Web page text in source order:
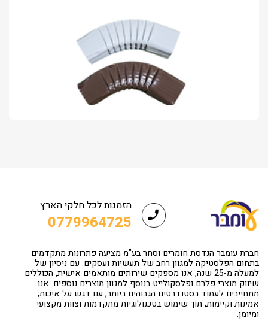
הזמנות לכל חלקי הארץ
0779964725
חברת עומבר הנדסת חומרים וסחר בע"מ מציעה פתרונות מתקדמים
בתחום הפלסטיקה למגוון רחב של תעשיות ועסקים. עם ניסיון של
למעלה מ-25 שנה, אנו מספקים שירותים מותאמים אישית, הכוללים
שיווק מוצרי פלרם ופלסקולייט בנוסף למגוון מוצרים נוספים. אנו
מתחייבים לעמוד בסטנדרטים הגבוהים ביותר, עם דגש על איכות,
אמינות וקיימות, תוך שימוש בטכנולוגיות מתקדמות וצוות מקצועי
ומיומן.